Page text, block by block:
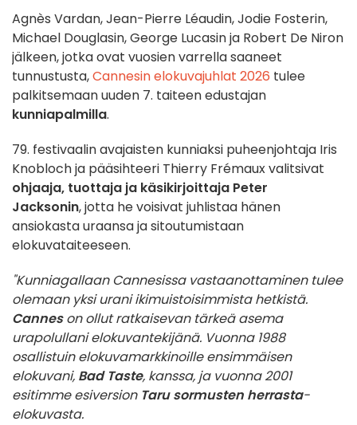
Agnès Vardan, Jean-Pierre Léaudin, Jodie Fosterin,
Michael Douglasin, George Lucasin ja Robert De Niron
jälkeen, jotka ovat vuosien varrella saaneet
tunnustusta,Cannesin elokuvajuhlat 2026 tulee
palkitsemaan uuden 7. taiteen edustajan
kunniapalmilla.
79. festivaalin avajaisten kunniaksi puheenjohtaja Iris
Knobloch ja pääsihteeri Thierry Frémaux valitsivat
ohjaaja, tuottaja ja käsikirjoittaja Peter
Jacksonin,jotta he voisivat juhlistaa hänen
ansiokasta uraansa ja sitoutumistaan
elokuvataiteeseen.
"Kunniagallaan Cannesissa vastaanottaminen tulee
olemaan yksi urani ikimuistoisimmista hetkistä.
Canneson ollut ratkaisevan tärkeä asema
urapolullani elokuvantekijänä. Vuonna 1988
osallistuin elokuvamarkkinoille ensimmäisen
elokuvani, Bad Taste, kanssa, ja vuonna 2001
esitimme esiversion Taru sormusten herrasta-
elokuvasta.